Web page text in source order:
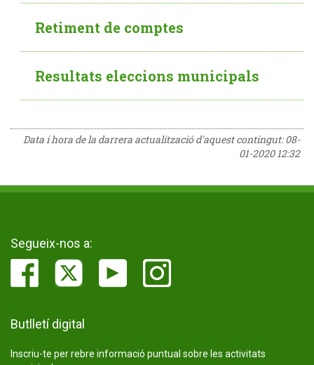
Retiment de comptes
Resultats eleccions municipals
Data i hora de la darrera actualització d'aquest contingut:08-
01-2020 12:32
Segueix-nos a:
Butlletí digital
Inscriu-te per rebre informació puntual sobre les activitats